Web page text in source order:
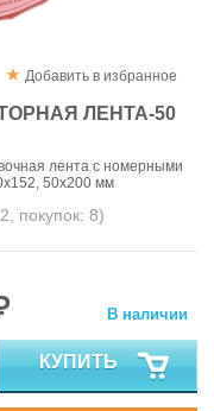
Добавить в избранное
ЛЕНТА-50
лента с номерными
50х200 мм
2, покупок: 8)
В наличии
КУПИТЬ